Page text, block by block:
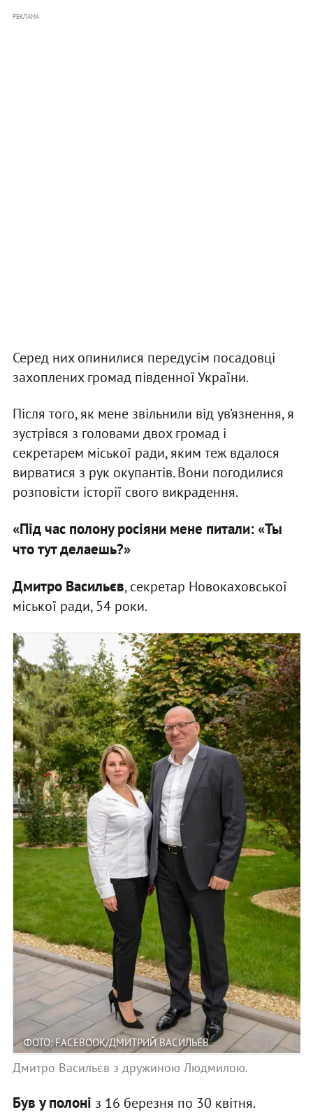
РЕКЛАМА
Серед них опинилися передусім посадовці
захоплених громад південної України.
Після того, як мене звільнили від ув’язнення, я
зустрівся з головами двох громад і
секретарем міської ради, яким теж вдалося
вирватися з рук окупантів. Вони погодилися
розповісти історії свого викрадення.
«Під час полону росіяни мене питали: «Ты
что тут делаешь?»
Дмитро Васильєв, секретар Новокаховської
міської ради, 54 роки.
ФОТО: FACEBOOK/ДМИТРИЙ ВАСИЛЬЕВ
Дмитро Васильєв з дружиною Людмилою.
Був у полоні з 16 березня по 30 квітня.